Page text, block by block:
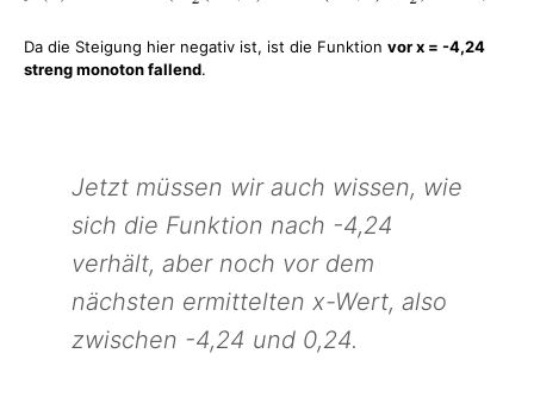
Da die Steigung hier negativ ist, ist die Funktion vor x = -4,24
streng monoton fallend.
Jetzt müssen wir auch wissen, wie
sich die Funktion nach -4,24
verhält, aber noch vor dem
nächsten ermittelten x-Wert, also
zwischen -4,24 und 0,24.